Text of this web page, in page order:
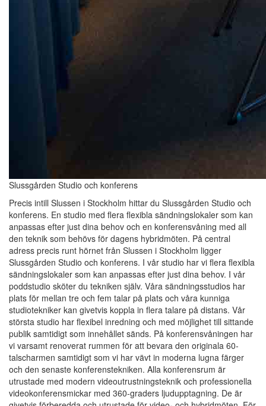
Slussgården Studio och konferens
Precis intill Slussen i Stockholm hittar du Slussgården Studio och
konferens. En studio med flera flexibla sändningslokaler som kan
anpassas efter just dina behov och en konferensvåning med all
den teknik som behövs för dagens hybridmöten. På central
adress precis runt hörnet från Slussen i Stockholm ligger
Slussgården Studio och konferens. I vår studio har vi flera flexibla
sändningslokaler som kan anpassas efter just dina behov. I vår
poddstudio sköter du tekniken själv. Våra sändningsstudios har
plats för mellan tre och fem talar på plats och våra kunniga
studiotekniker kan givetvis koppla in flera talare på distans. Vår
största studio har flexibel inredning och med möjlighet till sittande
publik samtidigt som innehållet sänds. På konferensvåningen har
vi varsamt renoverat rummen för att bevara den originala 60-
talscharmen samtidigt som vi har vävt in moderna lugna färger
och den senaste konferenstekniken. Alla konferensrum är
utrustade med modern videoutrustningsteknik och professionella
videokonferensmickar med 360-graders ljudupptagning. De är